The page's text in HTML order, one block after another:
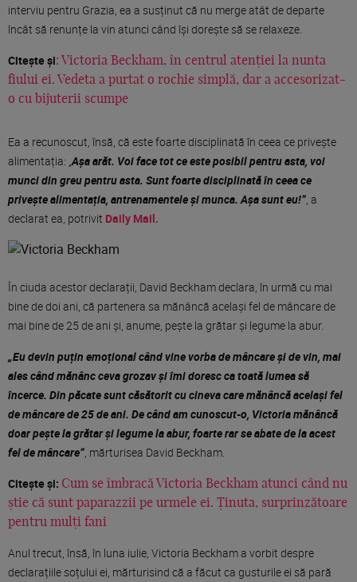
interviu pentru Grazia, ea a susținut că nu merge atât de departe
încât să renunțe la vin atunci când își dorește să se relaxeze.
Citește și: Victoria Beckham, în centrul atenției la nunta
fiului ei. Vedeta a purtat o rochie simplă, dar a accesorizat-
o cu bijuterii scumpe
Ea a recunoscut, însă, că este foarte disciplinată în ceea ce privește
alimentația: „Așa arăt. Voi face tot ce este posibil pentru asta, voi
munci din greu pentru asta. Sunt foarte disciplinată în ceea ce
privește alimentația, antrenamentele și munca. Așa sunt eu!”, a
declarat ea, potrivit Daily Mail.
În ciuda acestor declarații, David Beckham declara, în urmă cu mai
bine de doi ani, că partenera sa mănâncă același fel de mâncare de
mai bine de 25 de ani și, anume, pește la grătar și legume la abur.
„Eu devin puțin emoțional când vine vorba de mâncare și de vin, mai
ales când mănânc ceva grozav și îmi doresc ca toată lumea să
încerce. Din păcate sunt căsătorit cu cineva care mănâncă același fel
de mâncare de 25 de ani. De când am cunoscut-o, Victoria mănâncă
doar pește la grătar și legume la abur, foarte rar se abate de la acest
fel de mâncare”, mărturisea David Beckham.
Citește și: Cum se îmbracă Victoria Beckham atunci când nu
știe că sunt paparazzii pe urmele ei. Ținuta, surprinzătoare
pentru mulți fani
Anul trecut, însă, în luna iulie, Victoria Beckham a vorbit despre
declarațiile soțului ei, mărturisind că a făcut ca gusturile ei să pară